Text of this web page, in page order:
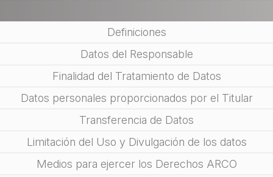
Definiciones
Datos del Responsable
Finalidad del Tratamiento de Datos
Datos personales proporcionados por el Titular
Transferencia de Datos
Limitación del Uso y Divulgación de los datos
Medios para ejercer los Derechos ARCO